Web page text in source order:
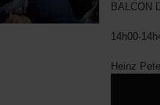
BALCON
14h00-
Heinz